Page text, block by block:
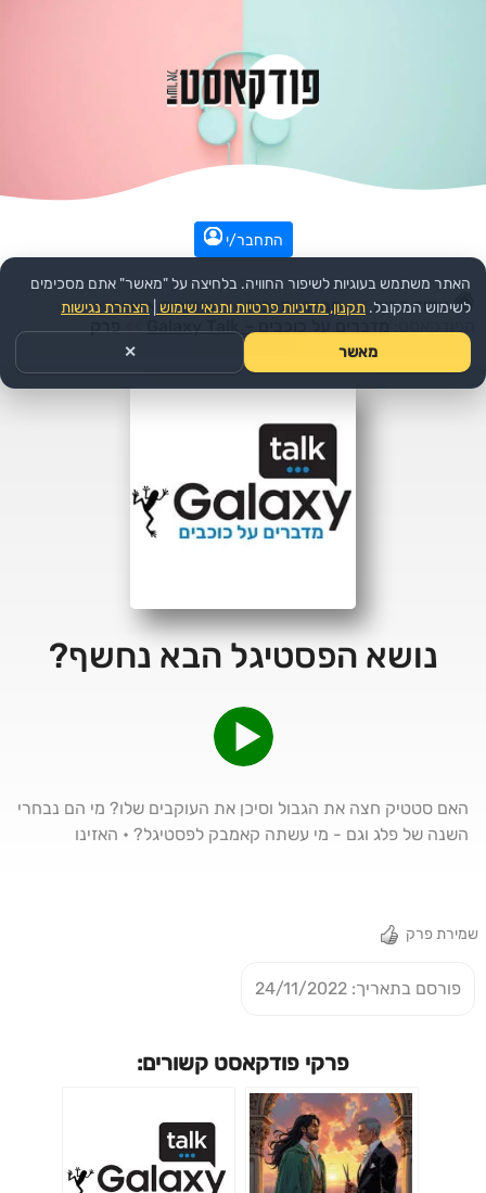
התחבר/י
עמוד הבית >> חברה ותרבות >> סיפורים אישיים >>
>>פרק
נושא הפסטיגל הבא נחשף?
האם סטטיק חצה את הגבול וסיכן את העוקבים שלו? מי הם נבחרי
השנה של פלג וגם - מי עשתה קאמבק לפסטיגל? • האזינו
שמירת פרק
פורסם בתאריך: 24/11/2022
פרקי פודקאסט קשורים:
האתר משתמש בעוגיות לשיפור החוויה. בלחיצה על "מאשר" אתם מסכימים
לשימוש המקובל. תקנון, מדיניות פרטיות ותנאי שימוש הצהרת נגישות
מאשר ✕